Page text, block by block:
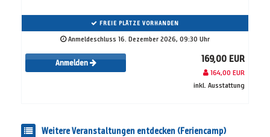
FREIE PLÄTZE VORHANDEN
Anmeldeschluss 16. Dezember 2026, 09:30 Uhr
Anmelden 169,00 EUR
164,00 EUR
inkl. Ausstattung
Weitere Veranstaltungen entdecken (Feriencamp)